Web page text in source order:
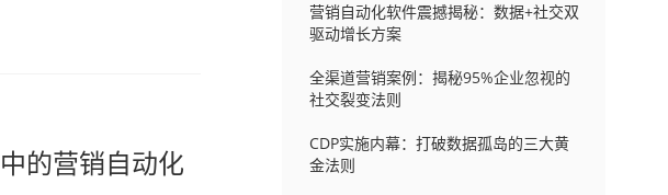
的营销自动化
营销自动化软件震撼揭秘：数据+社交双
驱动增长方案
全渠道营销案例：揭秘95%企业忽视的
社交裂变法则
CDP实施内幕：打破数据孤岛的三大黄
金法则